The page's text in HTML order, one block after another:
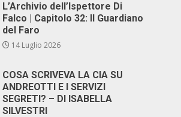
L’Archivio dell’Ispettore Di
Falco | Capitolo 32: Il Guardiano
del Faro
14 Luglio 2026
COSA SCRIVEVA LA CIA SU
ANDREOTTI E I SERVIZI
SEGRETI? – DI ISABELLA
SILVESTRI